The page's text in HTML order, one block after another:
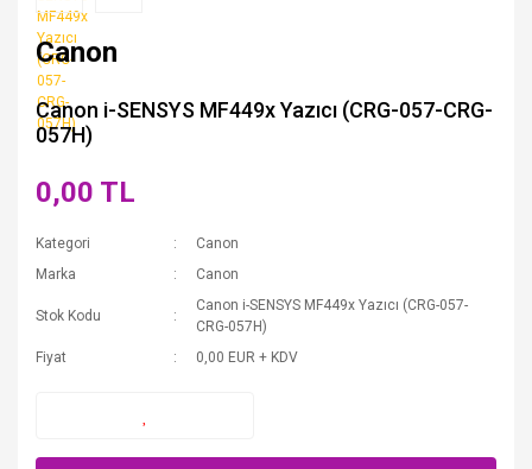
Canon
Canon i-SENSYS MF449x Yazıcı (CRG-057-CRG-
057H)
0,00 TL
Kategori
Canon
Marka
Canon
Stok Kodu
Canon i-SENSYS MF449x Yazıcı (CRG-057-
CRG-057H)
Fiyat
0,00 EUR + KDV